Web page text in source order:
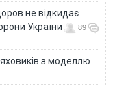
не відкидає
України
89
з моделлю